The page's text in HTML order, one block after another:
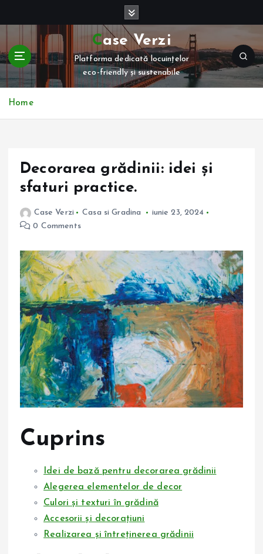
t
c
Case Verzi
Platforma dedicată locuințelor
eco-friendly și sustenabile
Home
Decorarea grădinii: idei și
sfaturi practice.
Case Verzi Casa si Gradina
iunie 23, 2024
0 Comments
Cuprins
Idei de bază pentru decorarea grădinii
Alegerea elementelor de decor
Culori și texturi în grădină
Accesorii și decorațiuni
Realizarea și întreținerea grădinii